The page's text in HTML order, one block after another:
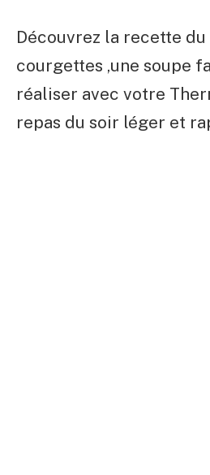
Découvrez la recette
courgettes ,une soupe
réaliser avec votre
repas du soir léger et